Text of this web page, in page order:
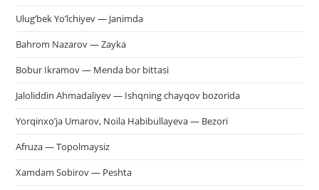
Ulug’bek Yo’lchiyev — Janimda
Bahrom Nazarov — Zayka
Bobur Ikramov — Menda bor bittasi
Jaloliddin Ahmadaliyev — Ishqning chayqov bozorida
Yorqinxo’ja Umarov, Noila Habibullayeva — Bezori
Afruza — Topolmaysiz
Xamdam Sobirov — Peshta